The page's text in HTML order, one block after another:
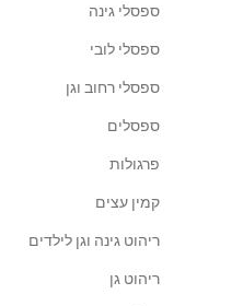
ספסלי גינה
ספסלי לובי
ספסלי רחוב וגן
ספסלים
פרגולות
קמין עצים
ריהוט גינה וגן לילדים
ריהוט גן